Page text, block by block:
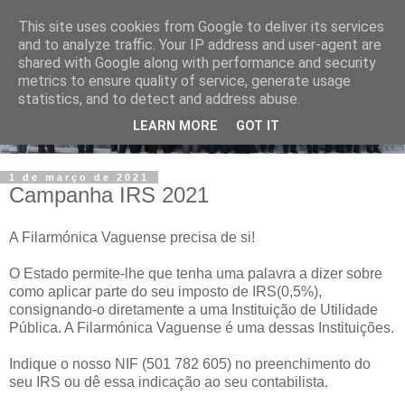
1 de março de 2021
Campanha IRS 2021
A Filarmónica Vaguense precisa de si!
O Estado permite-lhe que tenha uma palavra a dizer sobre
como aplicar parte do seu imposto de IRS(0,5%),
consignando-o diretamente a uma Instituição de Utilidade
Pública. A Filarmónica Vaguense é uma dessas Instituições.
Indique o nosso NIF (501 782 605) no preenchimento do
seu IRS ou dê essa indicação ao seu contabilista.
This site uses cookies from Google to deliver its services
and to analyze traffic. Your IP address and user-agent are
shared with Google along with performance and security
metrics to ensure quality of service, generate usage
statistics, and to detect and address abuse.
LEARN MORE GOT IT